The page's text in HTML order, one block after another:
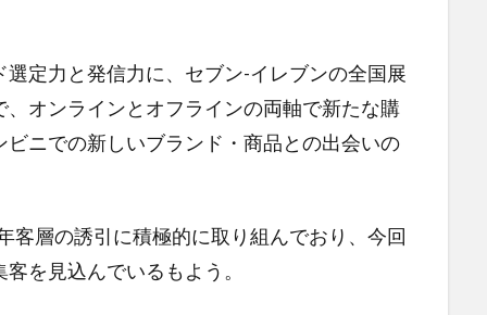
定力と発信力に、セブン-イレブンの全国展
オンラインとオフラインの両軸で新たな購
ニでの新しいブランド・商品との出会いの
層の誘引に積極的に取り組んでおり、今回
を見込んでいるもよう。